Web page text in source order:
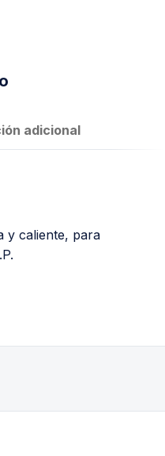
adicional
y caliente, para